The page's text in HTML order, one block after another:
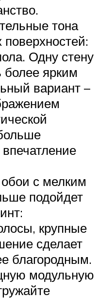
тона
поверхностей:
Одну стену
ярким
вариант –
с мелким
подойдет
крупные
сделает
благородным.
модульную